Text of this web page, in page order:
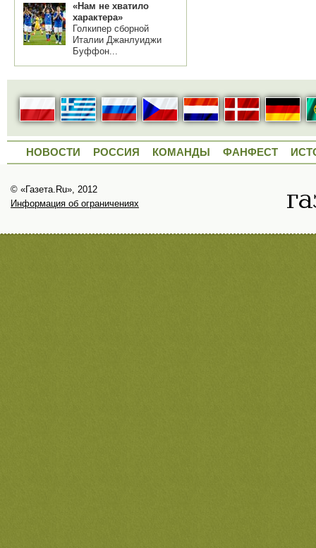
«Нам не хватило
характера»
Голкипер сборной
Италии Джанлуиджи
Буффон...
НОВОСТИ РОССИЯ КОМАНДЫ ФАНФЕСТ
© «Газета.Ru», 2012
Информация об ограничениях